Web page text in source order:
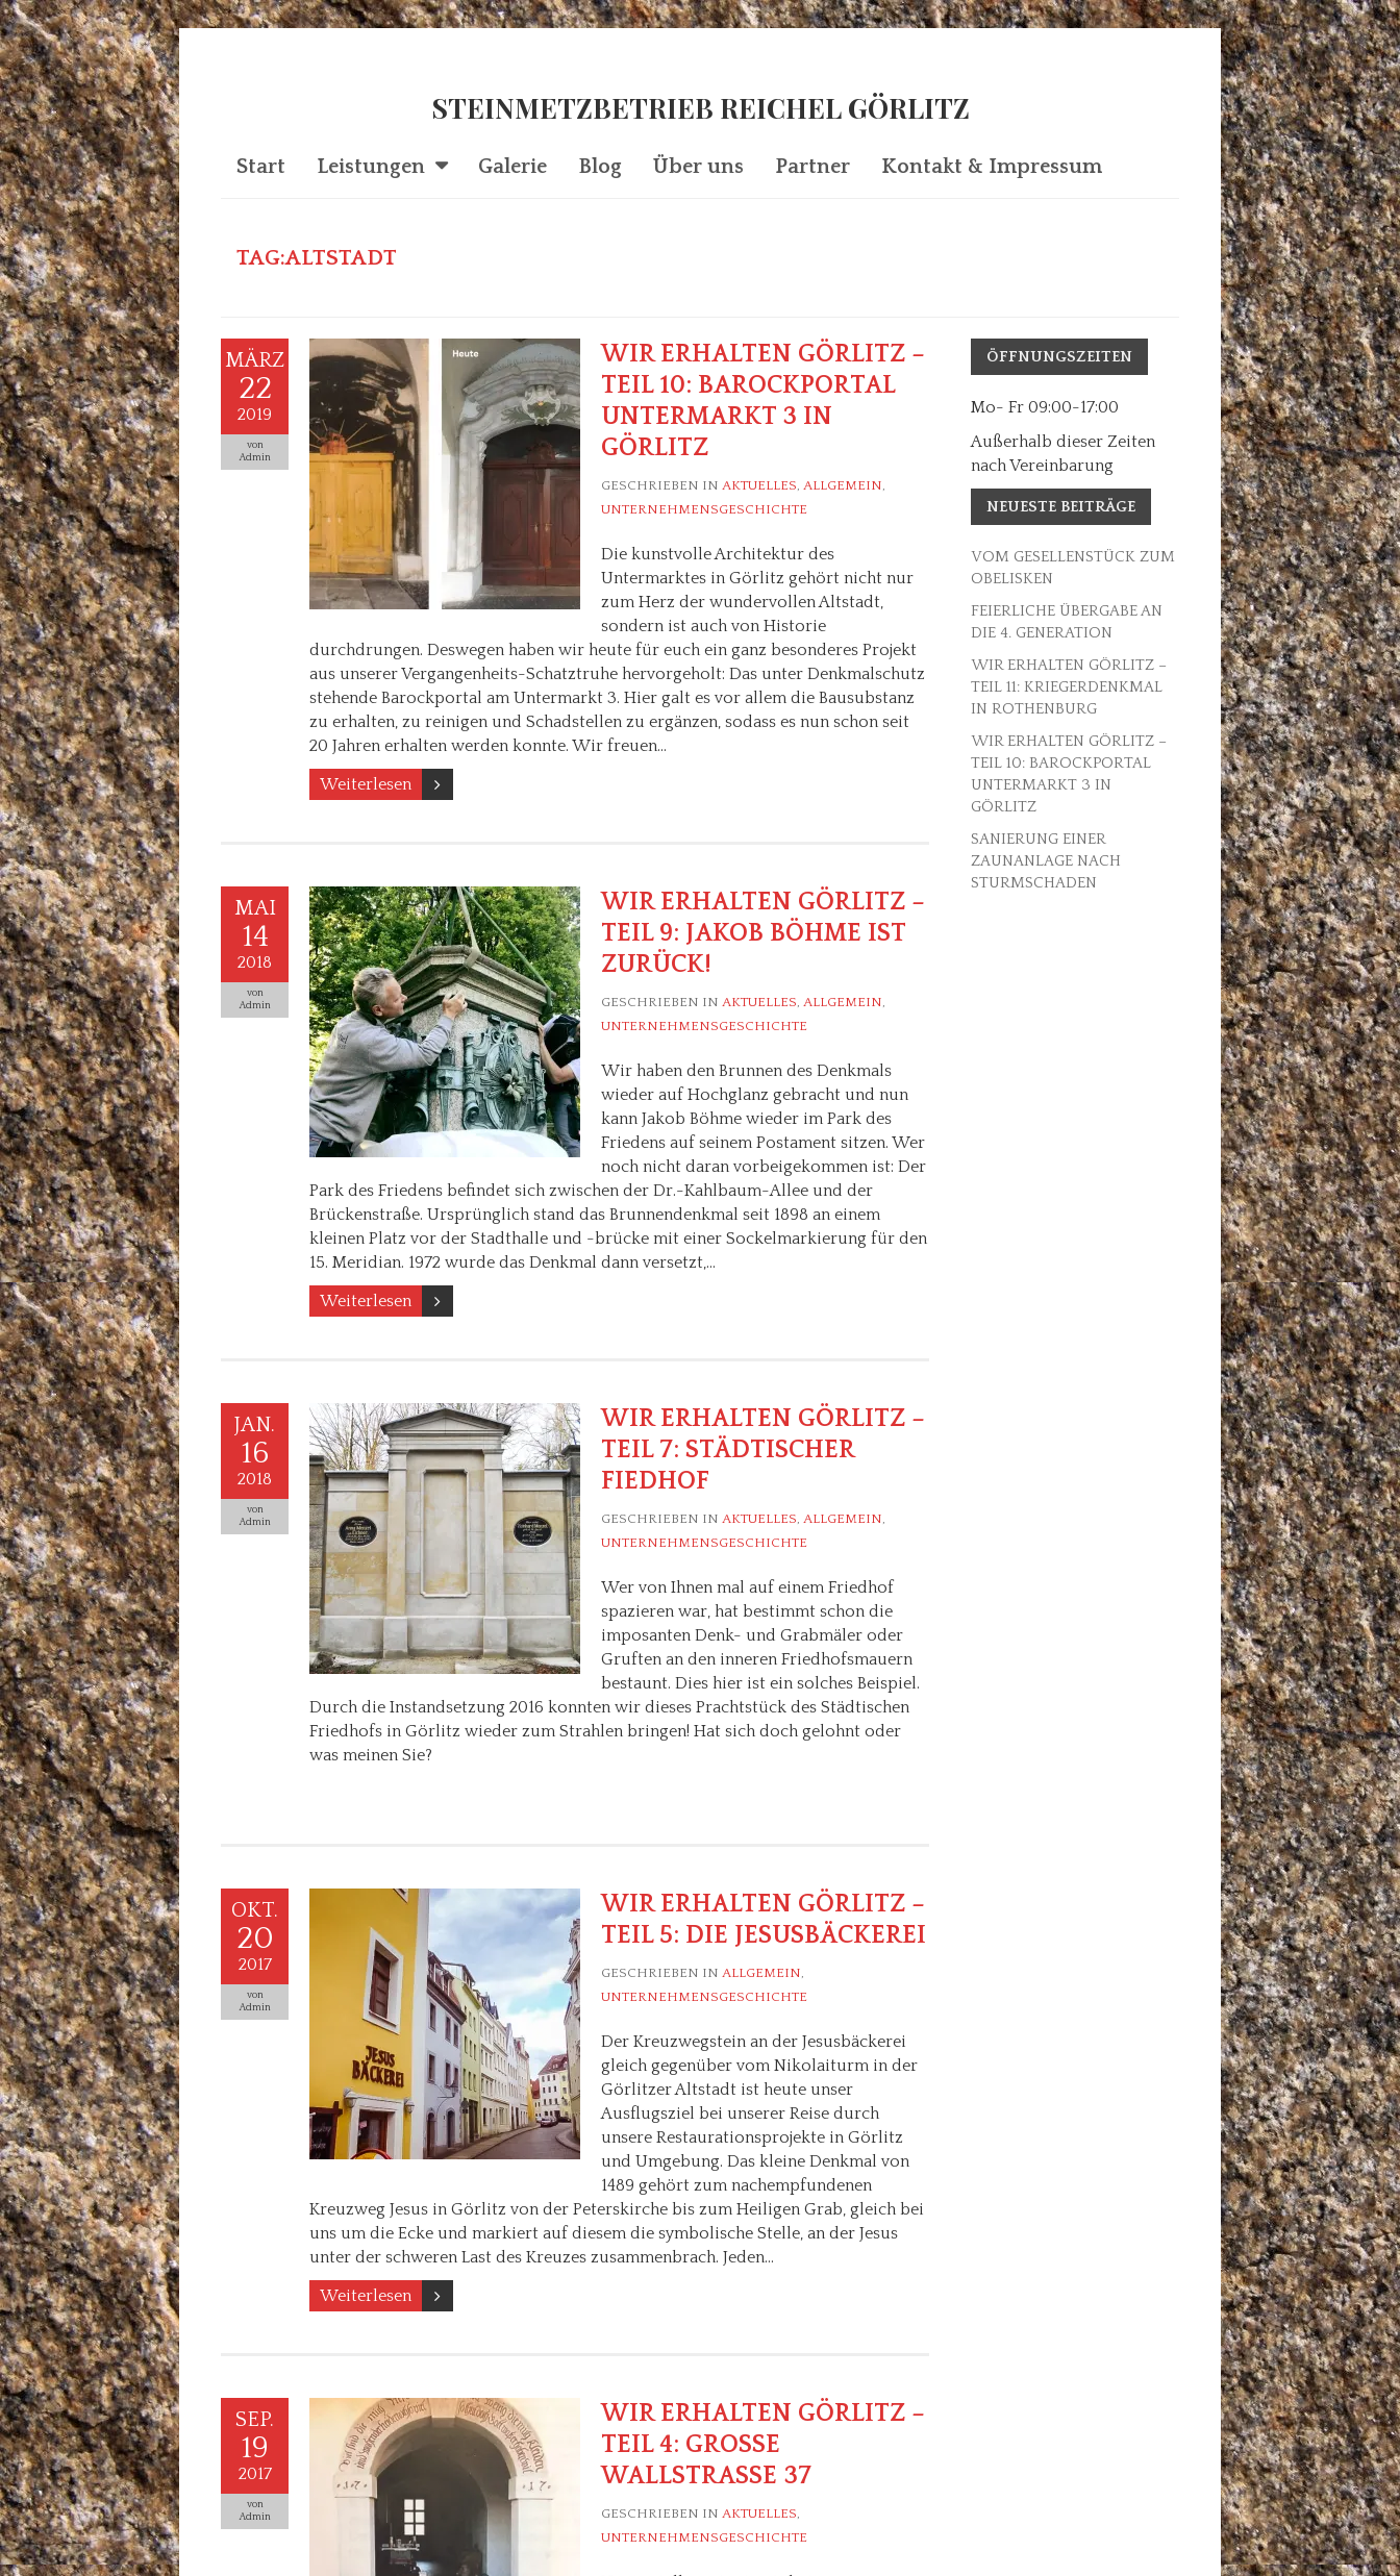
STEINMETZBETRIEB REICHEL GÖRLITZ
Start Leistungen Galerie Blog Über uns Partner Kontakt & Impressum
TAG:ALTSTADT
MÄRZ
22
2019
von
Admin
WIR ERHALTEN GÖRLITZ –
TEIL 10: BAROCKPORTAL
UNTERMARKT 3 IN
GÖRLITZ
GESCHRIEBEN IN AKTUELLES, ALLGEMEIN,
UNTERNEHMENSGESCHICHTE
Die kunstvolle Architektur des
Untermarktes in Görlitz gehört nicht nur
zum Herz der wundervollen Altstadt,
sondern ist auch von Historie
durchdrungen. Deswegen haben wir heute für euch ein ganz besonderes Projekt
aus unserer Vergangenheits-Schatztruhe hervorgeholt: Das unter Denkmalschutz
stehende Barockportal am Untermarkt 3. Hier galt es vor allem die Bausubstanz
zu erhalten, zu reinigen und Schadstellen zu ergänzen, sodass es nun schon seit
20 Jahren erhalten werden konnte. Wir freuen…
Weiterlesen
MAI
14
2018
von
Admin
WIR ERHALTEN GÖRLITZ –
TEIL 9: JAKOB BÖHME IST
ZURÜCK!
GESCHRIEBEN IN AKTUELLES, ALLGEMEIN,
UNTERNEHMENSGESCHICHTE
Wir haben den Brunnen des Denkmals
wieder auf Hochglanz gebracht und nun
kann Jakob Böhme wieder im Park des
Friedens auf seinem Postament sitzen. Wer
noch nicht daran vorbeigekommen ist: Der
Park des Friedens befindet sich zwischen der Dr.-Kahlbaum-Allee und der
Brückenstraße. Ursprünglich stand das Brunnendenkmal seit 1898 an einem
kleinen Platz vor der Stadthalle und -brücke mit einer Sockelmarkierung für den
15. Meridian. 1972 wurde das Denkmal dann versetzt,…
Weiterlesen
JAN.
16
2018
von
Admin
WIR ERHALTEN GÖRLITZ –
TEIL 7: STÄDTISCHER
FIEDHOF
GESCHRIEBEN IN AKTUELLES, ALLGEMEIN,
UNTERNEHMENSGESCHICHTE
Wer von Ihnen mal auf einem Friedhof
spazieren war, hat bestimmt schon die
imposanten Denk- und Grabmäler oder
Gruften an den inneren Friedhofsmauern
bestaunt. Dies hier ist ein solches Beispiel.
Durch die Instandsetzung 2016 konnten wir dieses Prachtstück des Städtischen
Friedhofs in Görlitz wieder zum Strahlen bringen! Hat sich doch gelohnt oder
was meinen Sie?
OKT.
20
2017
von
Admin
WIR ERHALTEN GÖRLITZ –
TEIL 5: DIE JESUSBÄCKEREI
GESCHRIEBEN IN ALLGEMEIN,
UNTERNEHMENSGESCHICHTE
Der Kreuzwegstein an der Jesusbäckerei
gleich gegenüber vom Nikolaiturm in der
Görlitzer Altstadt ist heute unser
Ausflugsziel bei unserer Reise durch
unsere Restaurationsprojekte in Görlitz
und Umgebung. Das kleine Denkmal von
1489 gehört zum nachempfundenen
Kreuzweg Jesus in Görlitz von der Peterskirche bis zum Heiligen Grab, gleich bei
uns um die Ecke und markiert auf diesem die symbolische Stelle, an der Jesus
unter der schweren Last des Kreuzes zusammenbrach. Jeden…
Weiterlesen
SEP.
19
2017
von
Admin
WIR ERHALTEN GÖRLITZ –
TEIL 4: GROSSE W
ALLSTRASSE 37
GESCHRIEBEN IN AKTUELLES,
UNTERNEHMENSGESCHICHTE
ÖFFNUNGSZEITEN
Mo- Fr 09:00-17:00
Außerhalb dieser Zeiten
nach Vereinbarung
NEUESTE BEITRÄGE
VOM GESELLENSTÜCK ZUM
OBELISKEN
FEIERLICHE ÜBERGABE AN
DIE 4. GENERATION
WIR ERHALTEN GÖRLITZ –
TEIL 11: KRIEGERDENKMAL
IN ROTHENBURG
WIR ERHALTEN GÖRLITZ –
TEIL 10: BAROCKPORTAL
UNTERMARKT 3 IN
GÖRLITZ
SANIERUNG EINER
ZAUNANLAGE NACH
STURMSCHADEN